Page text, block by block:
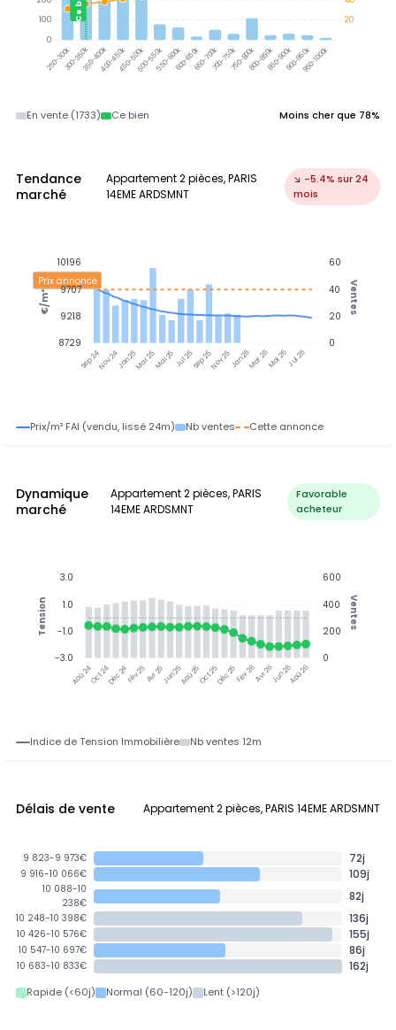
250-300k300-350k350-400k400-450k450-500k500-550k550-600k600-650k650-700k700-750k750-800k800-850k850-900k900-950k950-1000k
20
100
0
En vente (1733) Ce bien Moins cher que 78%
Tendance
marché
Appartement 2 pièces, PARIS
14EME ARDSMNT
↘ -5.4% sur 24
mois
Sep 24Nov 24Jan 25Mar 25Mai 25Jul 25Sep 25Nov 25Jan 26Mar 26Mai 26Jul 26
Prix annonce
60
40
20
0
Ventes
10196
9707
9218
8729
€/m²
Prix/m² FAI (vendu, lissé 24m) Nb ventes Cette annonce
Dynamique
marché
Appartement 2 pièces, PARIS
14EME ARDSMNT
Favorable
acheteur
Aoû 24Oct 24Déc 24Fév 25Avr 25Jun 25Aoû 25Oct 25Déc 25Fév 26Avr 26Jun 26Aoû 26
600
400
200
0
Ventes
3.0
1.0
-1.0
-3.0
Tension
Indice de Tension Immobilière Nb ventes 12m
Délais de vente Appartement 2 pièces, PARIS 14EME ARDSMNT
9 823-9 973€ 72j
9 916-10 066€ 109j
10 088-10
238€
82j
10 248-10 398€ 136j
10 426-10 576€ 155j
10 547-10 697€ 86j
10 683-10 833€ 162j
Rapide (<60j) Normal (60-120j) Lent (>120j)